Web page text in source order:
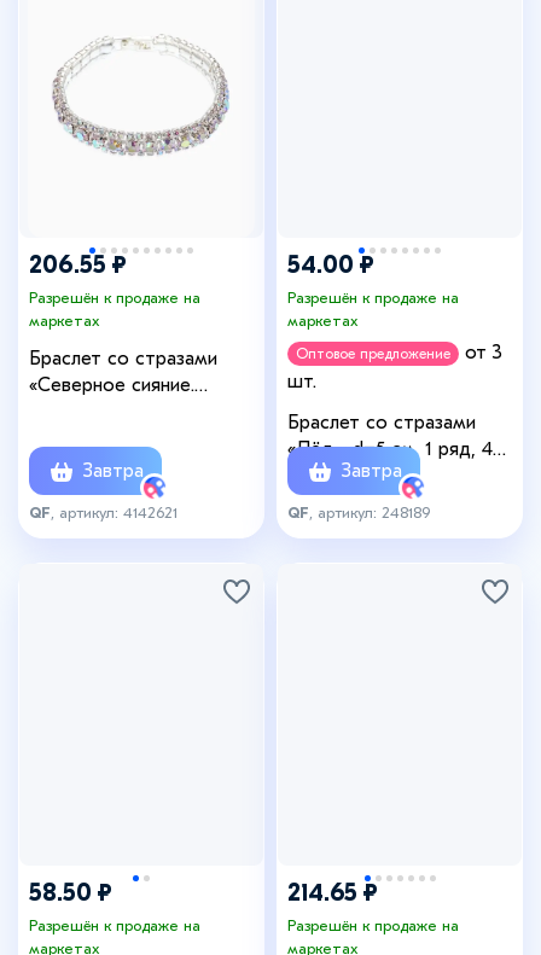
206.55 ₽
Разрешён к продаже на
маркетах
Браслет со стразами
«Северное сияние.
Завтра
QF , артикул: 4142621
54.00 ₽
Разрешён к продаже на
маркетах
Оптовое предложение
от 3
шт.
Браслет со стразами
«Лёд», d=5 см, 1 ряд, 4
мм, радужный в серебре
Завтра
QF , артикул: 248189
58.50 ₽
Разрешён к продаже на
маркетах
214.65 ₽
Разрешён к продаже на
маркетах